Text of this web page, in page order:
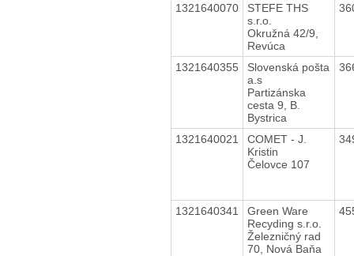
1321640070
STEFE THS
s.r.o.
Okružná 42/9,
Revúca
1321640355
Slovenská pošta
a.s
Partizánska
cesta 9, B.
Bystrica
1321640021
COMET - J.
Kristin
Čelovce 107
1321640341
Green Ware
Recyding s.r.o.
Železničný rad
70, Nová Baňa